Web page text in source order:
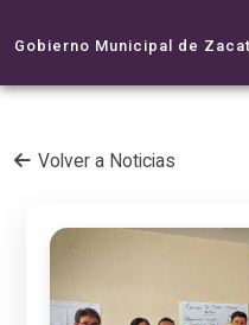
Gobierno Municipal de
Volver a Noticias